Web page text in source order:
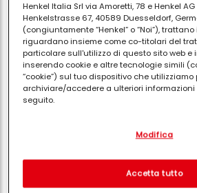
Sciogliete il cioccolato fondente
bagnomaria. Togliete dal fuoco
composto si sarà leggermente
aggiungete il miele, l'uovo e la
ultimo la cannella. Amalgamare
ancora farina. Con il matterello
di 1 cm e procedete con gli
Henkel Italia Srl via Amoretti, 78 e Henkel AG
Henkelstrasse 67, 40589 Duesseldorf,
(congiuntamente “Henkel” o “Noi”),
riguardano insieme come co-titolari del
particolare sull'utilizzo di questo sito web e
inserendo cookie e altre tecnologie simili
“cookie”) sul tuo dispositivo che utilizziamo
archiviare/accedere a ulteriori
seguito.
separati o co-titolari come indicato nella
pixel, impronte digitali e tecnologie simili"
cookie ed elaboreremo i dati relativi a te per
Modifica
Accetta tutto